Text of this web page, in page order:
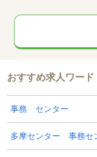
おすすめ求人ワード
事務 センター
多摩センター 事務セ